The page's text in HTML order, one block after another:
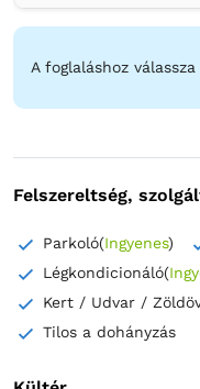
Ingyenes pipereholmi
Konyhai eszközök
A foglaláshoz
Felszereltség,
Parkoló(Ingyenes)
Légkondicionáló(
Kert / Udvar /
Tilos a dohányzás